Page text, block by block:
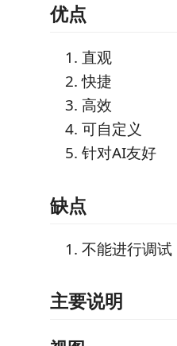
优点
直观
快捷
高效
可自定义
针对AI友好
缺点
不能进行调试
主要说明